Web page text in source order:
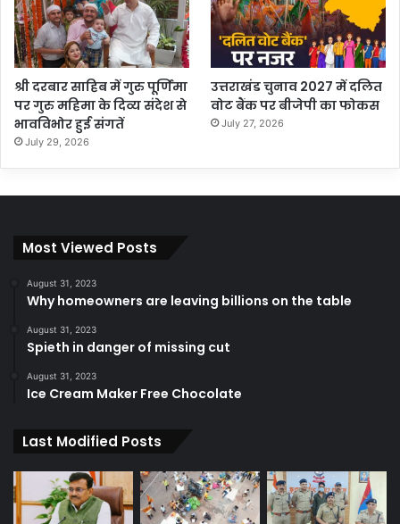
श्री दरबार साहिब में गुरु पूर्णिमा
पर गुरु महिमा के दिव्य संदेश से
भावविभोर हुई संगतें
July 29, 2026
उत्तराखंड चुनाव 2027 में दलित
वोट बैंक पर बीजेपी का फोकस
July 27, 2026
Most Viewed Posts
August 31, 2023
Why homeowners are leaving billions on the table
August 31, 2023
Spieth in danger of missing cut
August 31, 2023
Ice Cream Maker Free Chocolate
Last Modified Posts